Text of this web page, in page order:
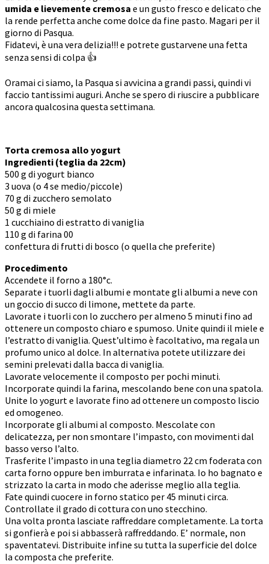
umida e lievemente cremosa e un gusto fresco e delicato che
la rende perfetta anche come dolce da fine pasto. Magari per il
giorno di Pasqua.
Fidatevi, è una vera delizia!!! e potrete gustarvene una fetta
senza sensi di colpa 👍
Oramai ci siamo, la Pasqua si avvicina a grandi passi, quindi vi
faccio tantissimi auguri. Anche se spero di riuscire a pubblicare
ancora qualcosina questa settimana.
Torta cremosa allo yogurt
Ingredienti (teglia da 22cm)
500 g di yogurt bianco
3 uova (o 4 se medio/piccole)
70 g di zucchero semolato
50 g di miele
1 cucchiaino di estratto di vaniglia
110 g di farina 00
confettura di frutti di bosco (o quella che preferite)
Procedimento
Accendete il forno a 180°c.
Separate i tuorli dagli albumi e montate gli albumi a neve con
un goccio di succo di limone, mettete da parte.
Lavorate i tuorli con lo zucchero per almeno 5 minuti fino ad
ottenere un composto chiaro e spumoso. Unite quindi il miele e
l’estratto di vaniglia. Quest’ultimo è facoltativo, ma regala un
profumo unico al dolce. In alternativa potete utilizzare dei
semini prelevati dalla bacca di vaniglia.
Lavorate velocemente il composto per pochi minuti.
Incorporate quindi la farina, mescolando bene con una spatola.
Unite lo yogurt e lavorate fino ad ottenere un composto liscio
ed omogeneo.
Incorporate gli albumi al composto. Mescolate con
delicatezza, per non smontare l’impasto, con movimenti dal
basso verso l’alto.
Trasferite l’impasto in una teglia diametro 22 cm foderata con
carta forno oppure ben imburrata e infarinata. Io ho bagnato e
strizzato la carta in modo che aderisse meglio alla teglia.
Fate quindi cuocere in forno statico per 45 minuti circa.
Controllate il grado di cottura con uno stecchino.
Una volta pronta lasciate raffreddare completamente. La torta
si gonfierà e poi si abbasserà raffreddando. E’ normale, non
spaventatevi. Distribuite infine su tutta la superficie del dolce
la composta che preferite.